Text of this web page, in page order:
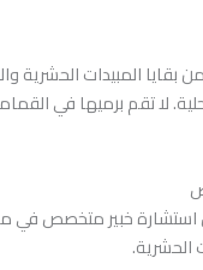
بقايا المبيدات الحشرية
لا تقم برميها في
خبير متخصص في
الحشرية.